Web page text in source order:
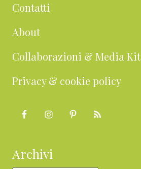
Contatti
About
Collaborazioni & Media Kit
Privacy & cookie policy
Archivi